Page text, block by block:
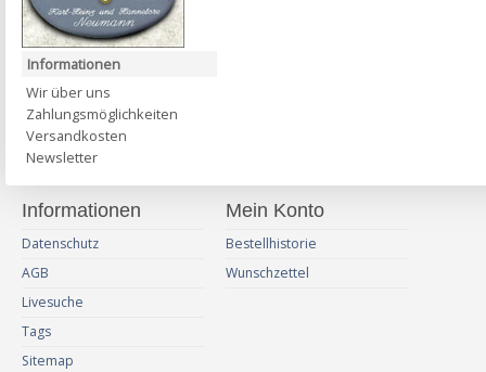
Informationen
Wir über uns
Zahlungsmöglichkeiten
Versandkosten
Newsletter
Informationen
Datenschutz
AGB
Livesuche
Tags
Sitemap
Mein Konto
Bestellhistorie
Wunschzettel